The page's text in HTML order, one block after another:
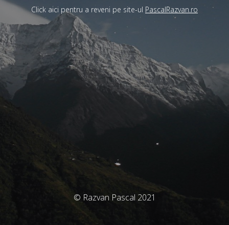
Click aici pentru a reveni pe site-ul PascalRazvan.ro
© Razvan Pascal 2021